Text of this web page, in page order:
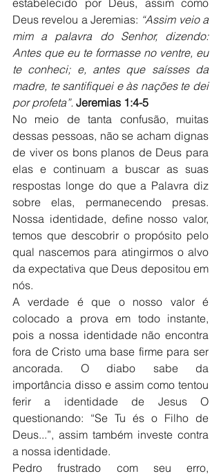
estabelecido por Deus, assim como
Deus revelou a Jeremias: “Assim veio a
mim a palavra do Senhor, dizendo:
Antes que eu te formasse no ventre, eu
te conheci; e, antes que saísses da
madre, te santifiquei e às nações te dei
por profeta”. Jeremias 1:4-5
No meio de tanta confusão, muitas
dessas pessoas, não se acham dignas
de viver os bons planos de Deus para
elas e continuam a buscar as suas
respostas longe do que a Palavra diz
sobre elas, permanecendo presas.
Nossa identidade, define nosso valor,
temos que descobrir o propósito pelo
qual nascemos para atingirmos o alvo
da expectativa que Deus depositou em
nós.
A verdade é que o nosso valor é
colocado a prova em todo instante,
pois a nossa identidade não encontra
fora de Cristo uma base firme para ser
ancorada. O diabo sabe da
importância disso e assim como tentou
ferir a identidade de Jesus O
questionando: “Se Tu és o Filho de
Deus...”, assim também investe contra
a nossa identidade.
Pedro frustrado com seu erro,